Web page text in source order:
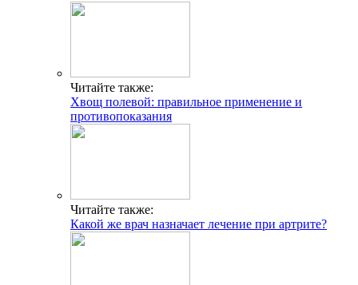
Читайте также:
Хвощ полевой: правильное применение и
противопоказания
Читайте также:
Какой же врач назначает лечение при артрите?